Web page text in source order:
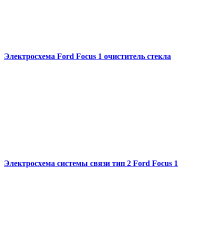
Электросхема Ford Focus 1 очиститель стекла
Электросхема системы связи тип 2 Ford Focus 1